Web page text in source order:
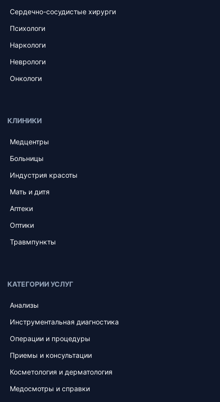
Сердечно-сосудистые хирурги
Психологи
Наркологи
Неврологи
Онкологи
КЛИНИКИ
Медцентры
Больницы
Индустрия красоты
Мать и дитя
Аптеки
Оптики
Травмпункты
КАТЕГОРИИ УСЛУГ
Анализы
Инструментальная диагностика
Операции и процедуры
Приемы и консультации
Косметология и дерматология
Медосмотры и справки